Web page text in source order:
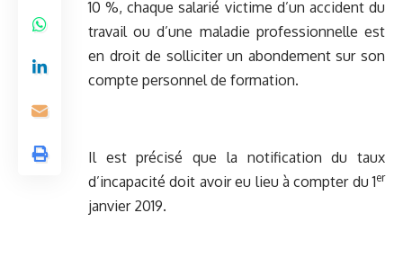
10 %, chaque salarié victime d’un accident du
travail ou d’une maladie professionnelle est
en droit de solliciter un abondement sur son
compte personnel de formation.
Il est précisé que la notification du taux
d’incapacité doit avoir eu lieu à compter du 1er
janvier 2019.